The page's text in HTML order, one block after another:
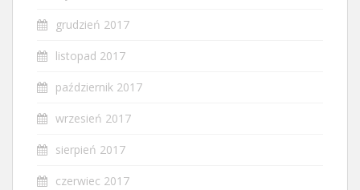
grudzień 2017
listopad 2017
październik 2017
wrzesień 2017
sierpień 2017
czerwiec 2017